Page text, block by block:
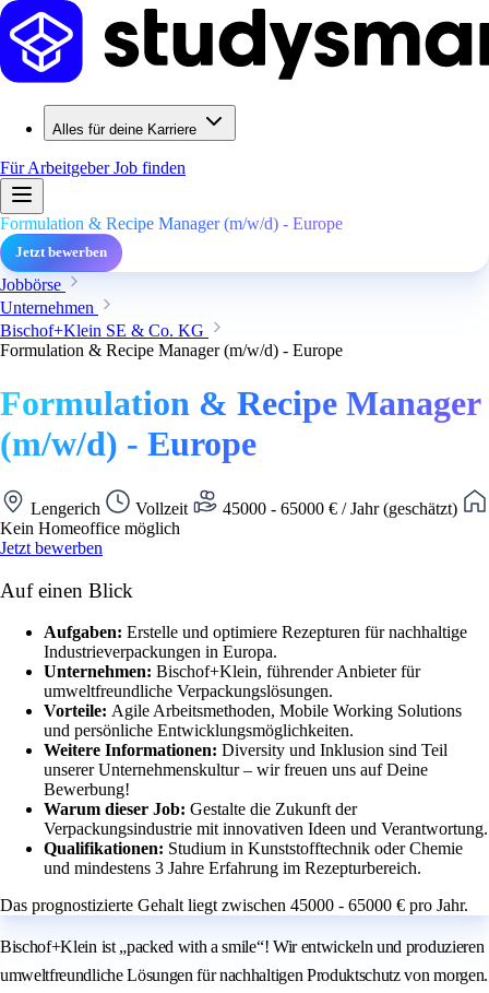
Alles für deine Karriere
Für ArbeitgeberJob finden
Formulation & Recipe Manager (m/w/d) - Europe
Jetzt bewerben
Jobbörse
Unternehmen
Bischof+Klein SE & Co. KG
Formulation & Recipe Manager (m/w/d) - Europe
Formulation & Recipe Manager
(m/w/d) - Europe
Lengerich Vollzeit
45000 - 65000 € / Jahr (geschätzt)
Kein Homeoffice möglich
Jetzt bewerben
Auf einen Blick
Aufgaben: Erstelle und optimiere Rezepturen für nachhaltige
Industrieverpackungen in Europa.
Unternehmen: Bischof+Klein, führender Anbieter für
umweltfreundliche Verpackungslösungen.
Vorteile: Agile Arbeitsmethoden, Mobile Working Solutions
und persönliche Entwicklungsmöglichkeiten.
Weitere Informationen: Diversity und Inklusion sind Teil
unserer Unternehmenskultur – wir freuen uns auf Deine
Bewerbung!
Warum dieser Job: Gestalte die Zukunft der
Verpackungsindustrie mit innovativen Ideen und Verantwortung.
Qualifikationen: Studium in Kunststofftechnik oder Chemie
und mindestens 3 Jahre Erfahrung im Rezepturbereich.
Das prognostizierte Gehalt liegt zwischen 45000 - 65000 € pro Jahr.
Bischof+Klein ist „packed with a smile“! Wir entwickeln und produzieren
umweltfreundliche Lösungen für nachhaltigen Produktschutz von morgen.